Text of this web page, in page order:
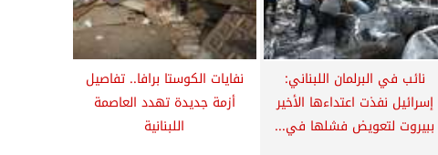
نائب في البرلمان اللبناني:
إسرائيل نفذت اعتداءها الأخير
ببيروت لتعويض فشلها في...
نفايات الكوستا برافا.. تفاصيل
أزمة جديدة تهدد العاصمة
اللبنانية